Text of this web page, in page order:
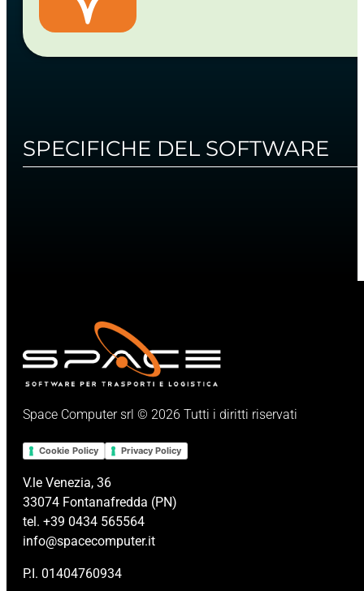
SPECIFICHE DEL SOFTWARE
Space Computer srl © 2026 Tutti i diritti riservati
Cookie Policy Privacy Policy
V.le Venezia, 36
33074 Fontanafredda (PN)
tel. +39 0434 565564
info@spacecomputer.it
P.I. 01404760934